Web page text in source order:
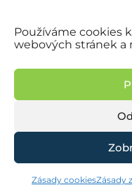
Používáme cookies
webových stránek a
Zásady cookiesZásady
RYCHLÝ
+420 603 188 870
+420 777 722 760
Zásady